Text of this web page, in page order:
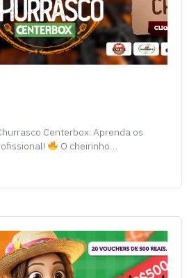
Centerbox: Aprenda os
O cheirinho…